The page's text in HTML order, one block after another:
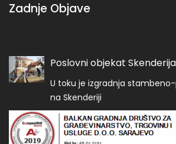
Zadnje Objave
Poslovni objekat Skenderija
U toku je izgradnja
na Skenderiji